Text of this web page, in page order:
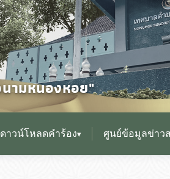
ามหนองหอย"
ดาวน์โหลดคำร้อง▾ ศูนย์ข้อมูลข่าว